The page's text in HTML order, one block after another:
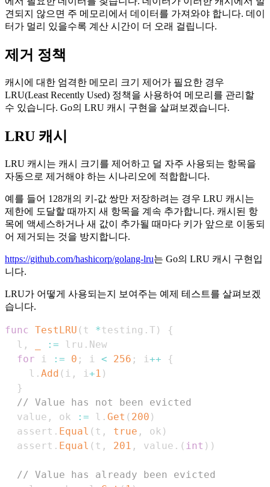
견되지 않으면 주 메모리에서 데이터를 가져와야 합니다. 데이
터가 멀리 있을수록 계산 시간이 더 오래 걸립니다.
제거 정책
캐시에 대한 엄격한 메모리 크기 제어가 필요한 경우
LRU(Least Recently Used) 정책을 사용하여 메모리를 관리할
수 있습니다. Go의 LRU 캐시 구현을 살펴보겠습니다.
LRU 캐시
LRU 캐시는 캐시 크기를 제어하고 덜 자주 사용되는 항목을
자동으로 제거해야 하는 시나리오에 적합합니다.
예를 들어 128개의 키-값 쌍만 저장하려는 경우 LRU 캐시는
제한에 도달할 때까지 새 항목을 계속 추가합니다. 캐시된 항
목에 액세스하거나 새 값이 추가될 때마다 키가 앞으로 이동되
어 제거되는 것을 방지합니다.
https://github.com/hashicorp/golang-lru는 Go의 LRU 캐시 구현입
니다.
LRU가 어떻게 사용되는지 보여주는 예제 테스트를 살펴보겠
습니다.
func TestLRU ( t *testing . T )
{
  l
, := lru .
for i := 0 ; i < 256 ; i ++
{
    l
. Add ( i , i +1 )
}
// Value has not been evicted
  value
, ok := l . Get ( 200 )
  assert
. Equal ( t , true , ok )
  assert
. Equal ( t , 201 , value . ( int ) )
// Value has already been evicted